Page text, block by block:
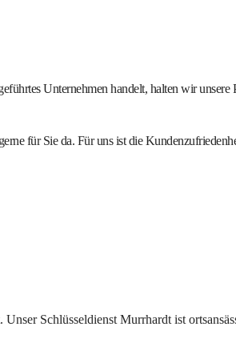
Unternehmen handelt, halten wir unsere
für Sie da. Für uns ist die
Schlüsseldienst Murrhardt ist